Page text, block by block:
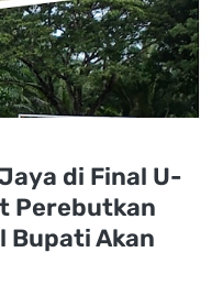
di Final U-
Perebutkan
Bupati Akan